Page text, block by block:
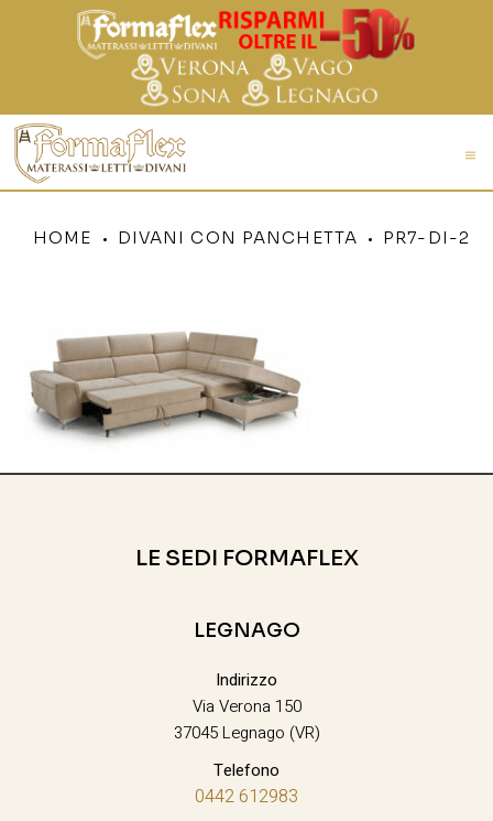
HOME DIVANI CON PANCHETTA PR7-DI-2
LE SEDI FORMAFLEX
LEGNAGO
Indirizzo
Via Verona 150
37045 Legnago (VR)
Telefono
0442 612983